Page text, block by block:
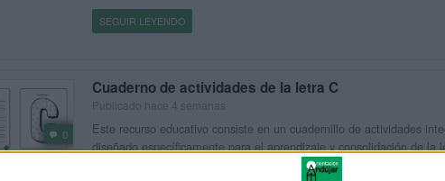
SEGUIR LEYENDO
0
Cuaderno de actividades de la letra C
Publicado hace 4 semanas
Este recurso educativo consiste en un cuadernillo de actividades
diseñado específicamente para el aprendizaje y consolidación de la
C. El material está estructurado a través de diversos retos […]